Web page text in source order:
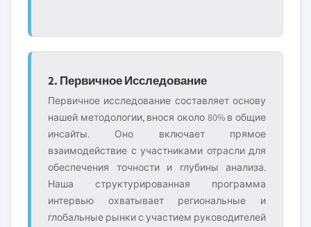
2. Первичное Исследование
Первичное исследование составляет основу
нашей методологии, внося около 80% в общие
инсайты. Оно включает прямое
взаимодействие с участниками отрасли для
обеспечения точности и глубины анализа.
Наша структурированная программа
интервью охватывает региональные и
глобальные рынки с участием руководителей